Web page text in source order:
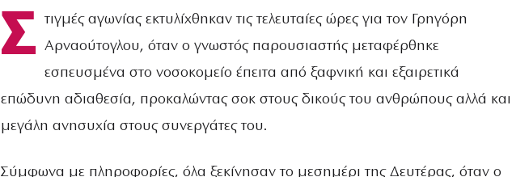
Σ τιγμές αγωνίας εκτυλίχθηκαν τις τελευταίες ώρες για τον Γρηγόρη
Αρναούτογλου, όταν ο γνωστός παρουσιαστής μεταφέρθηκε
εσπευσμένα στο νοσοκομείο έπειτα από ξαφνική και εξαιρετικά
επώδυνη αδιαθεσία, προκαλώντας σοκ στους δικούς του ανθρώπους αλλά και
μεγάλη ανησυχία στους συνεργάτες του.
Σύμφωνα με πληροφορίες, όλα ξεκίνησαν το μεσημέρι της Δευτέρας, όταν ο